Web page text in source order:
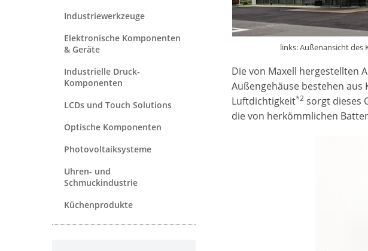
links: Außenansicht des
Die von Maxell hergestellten
Außengehäuse bestehen aus
Luftdichtigkeit*2 sorgt dieses
die von herkömmlichen
Industriewerkzeuge
Elektronische Komponenten
& Geräte
Industrielle Druck-
Komponenten
LCDs und Touch Solutions
Optische Komponenten
Photovoltaiksysteme
Uhren- und
Schmuckindustrie
Küchenprodukte